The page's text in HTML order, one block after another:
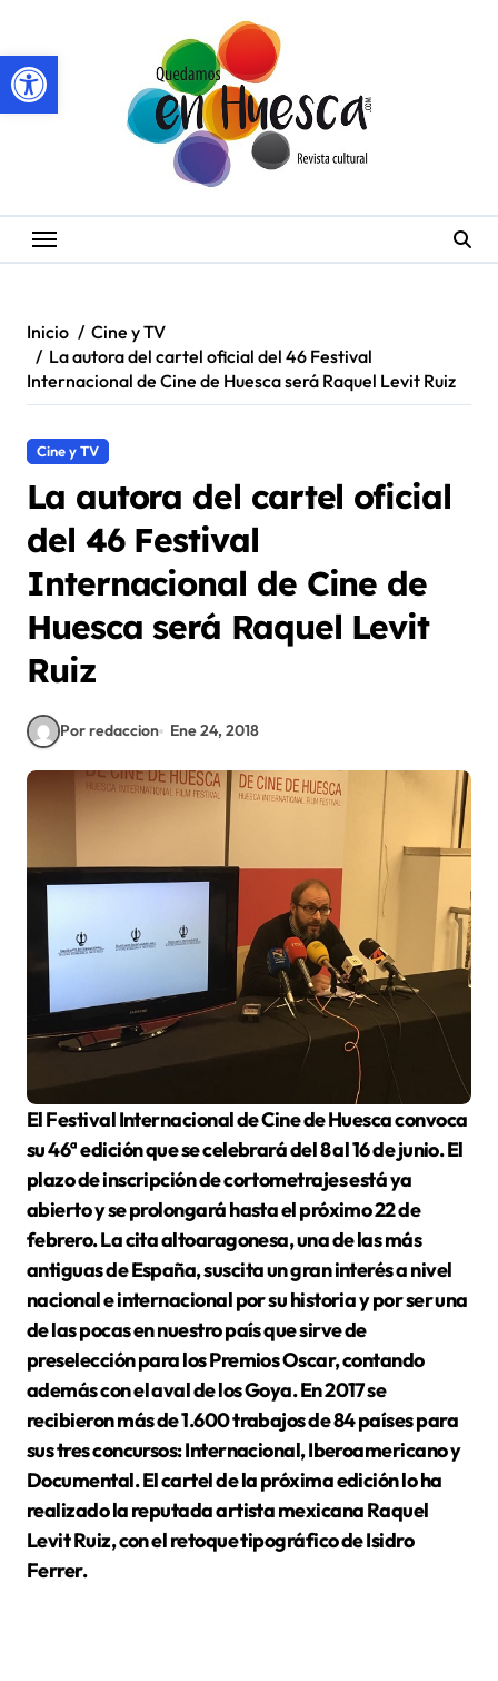
Abrir barra de herramientas
contenido
Inicio
Cine y TV
La autora del cartel oficial del 46 Festival
Internacional de Cine de Huesca será Raquel Levit Ruiz
Cine y TV
La autora del cartel oficial
del 46 Festival
Internacional de Cine de
Huesca será Raquel Levit
Ruiz
Por redaccion Ene 24, 2018
El Festival Internacional de Cine de Huesca convoca
su 46ª edición que se celebrará del 8 al 16 de junio. El
plazo de inscripción de cortometrajes está ya
abierto y se prolongará hasta el próximo 22 de
febrero. La cita altoaragonesa, una de las más
antiguas de España, suscita un gran interés a nivel
nacional e internacional por su historia y por ser una
de las pocas en nuestro país que sirve de
preselección para los Premios Oscar, contando
además con el aval de los Goya. En 2017 se
recibieron más de 1.600 trabajos de 84 países para
sus tres concursos: Internacional, Iberoamericano y
Documental. El cartel de la próxima edición lo ha
realizado la reputada artista mexicana Raquel
Levit Ruiz, con el retoque tipográfico de Isidro
Ferrer.